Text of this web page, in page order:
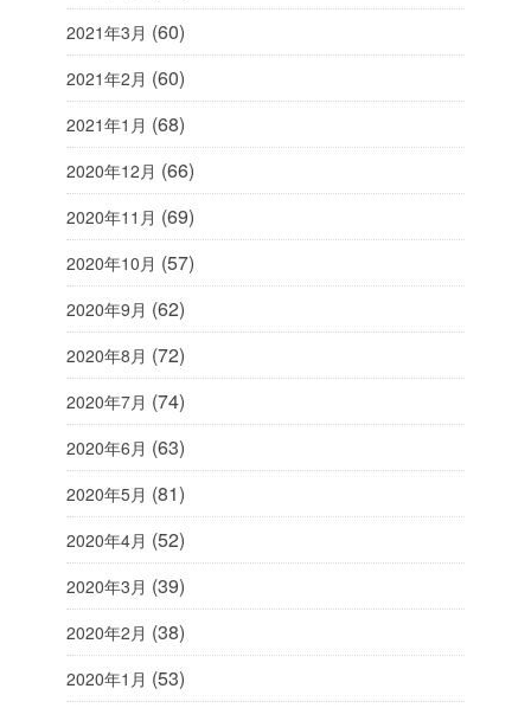
2021年3月 (60)
2021年2月 (60)
2021年1月 (68)
2020年12月 (66)
2020年11月 (69)
2020年10月 (57)
2020年9月 (62)
2020年8月 (72)
2020年7月 (74)
2020年6月 (63)
2020年5月 (81)
2020年4月 (52)
2020年3月 (39)
2020年2月 (38)
2020年1月 (53)